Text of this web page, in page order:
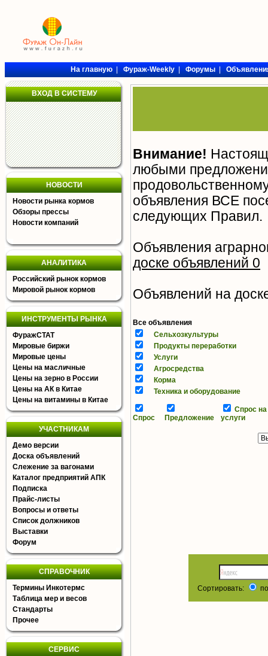
На главную|Фураж-Weekly|Форумы|
ВХОД В СИСТЕМУ
НОВОСТИ
Новости рынка кормов
Обзоры прессы
Новости компаний
АНАЛИТИКА
Российский рынок кормов
Мировой рынок кормов
ИНСТРУМЕНТЫ РЫНКА
ФуражСТАТ
Мировые биржи
Мировые цены
Цены на масличные
Цены на зерно в России
Цены на АК в Китае
Цены на витамины в Китае
УЧАСТНИКАМ
Демо версии
Доска объявлений
Слежение за вагонами
Каталог предприятий АПК
Подписка
Прайс-листы
Вопросы и ответы
Список должников
Выставки
Форум
СПРАВОЧНИК
Термины Инкотермс
Таблица мер и весов
Стандарты
Прочее
СЕРВИС
Внимание!
любыми
объявления ВСЕ
следующих Правил.
Объявления
доске объявлений 0
Объявлений на
Все объявления
Сельхозкультуры
Продукты переработки
Услуги
Агросредства
Корма
Техника и оборудование
Спрос Предложение
Спрос на
услуги
Сортировать: